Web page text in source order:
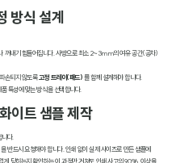
방식 설계
꺼내기 힘들어집니다. 사방으로 최소 2~3mm의 여유 공간(공차)
손되지 않도록고정 트레이(패드) 를 함께 설계해야 합니다.
특성에 맞는 방식을 선택합니다.
이트 샘플 제작
니다.
을 반드시 요청해야 합니다. 인쇄 없이 실제 사이즈로 만든 샘플에